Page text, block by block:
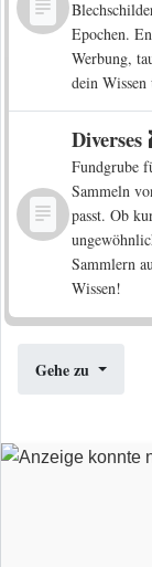
Epochen.
Werbung,
dein
Fundgrube
Sammeln
passt. Ob
Sammlern
Wissen!
Gehe zu